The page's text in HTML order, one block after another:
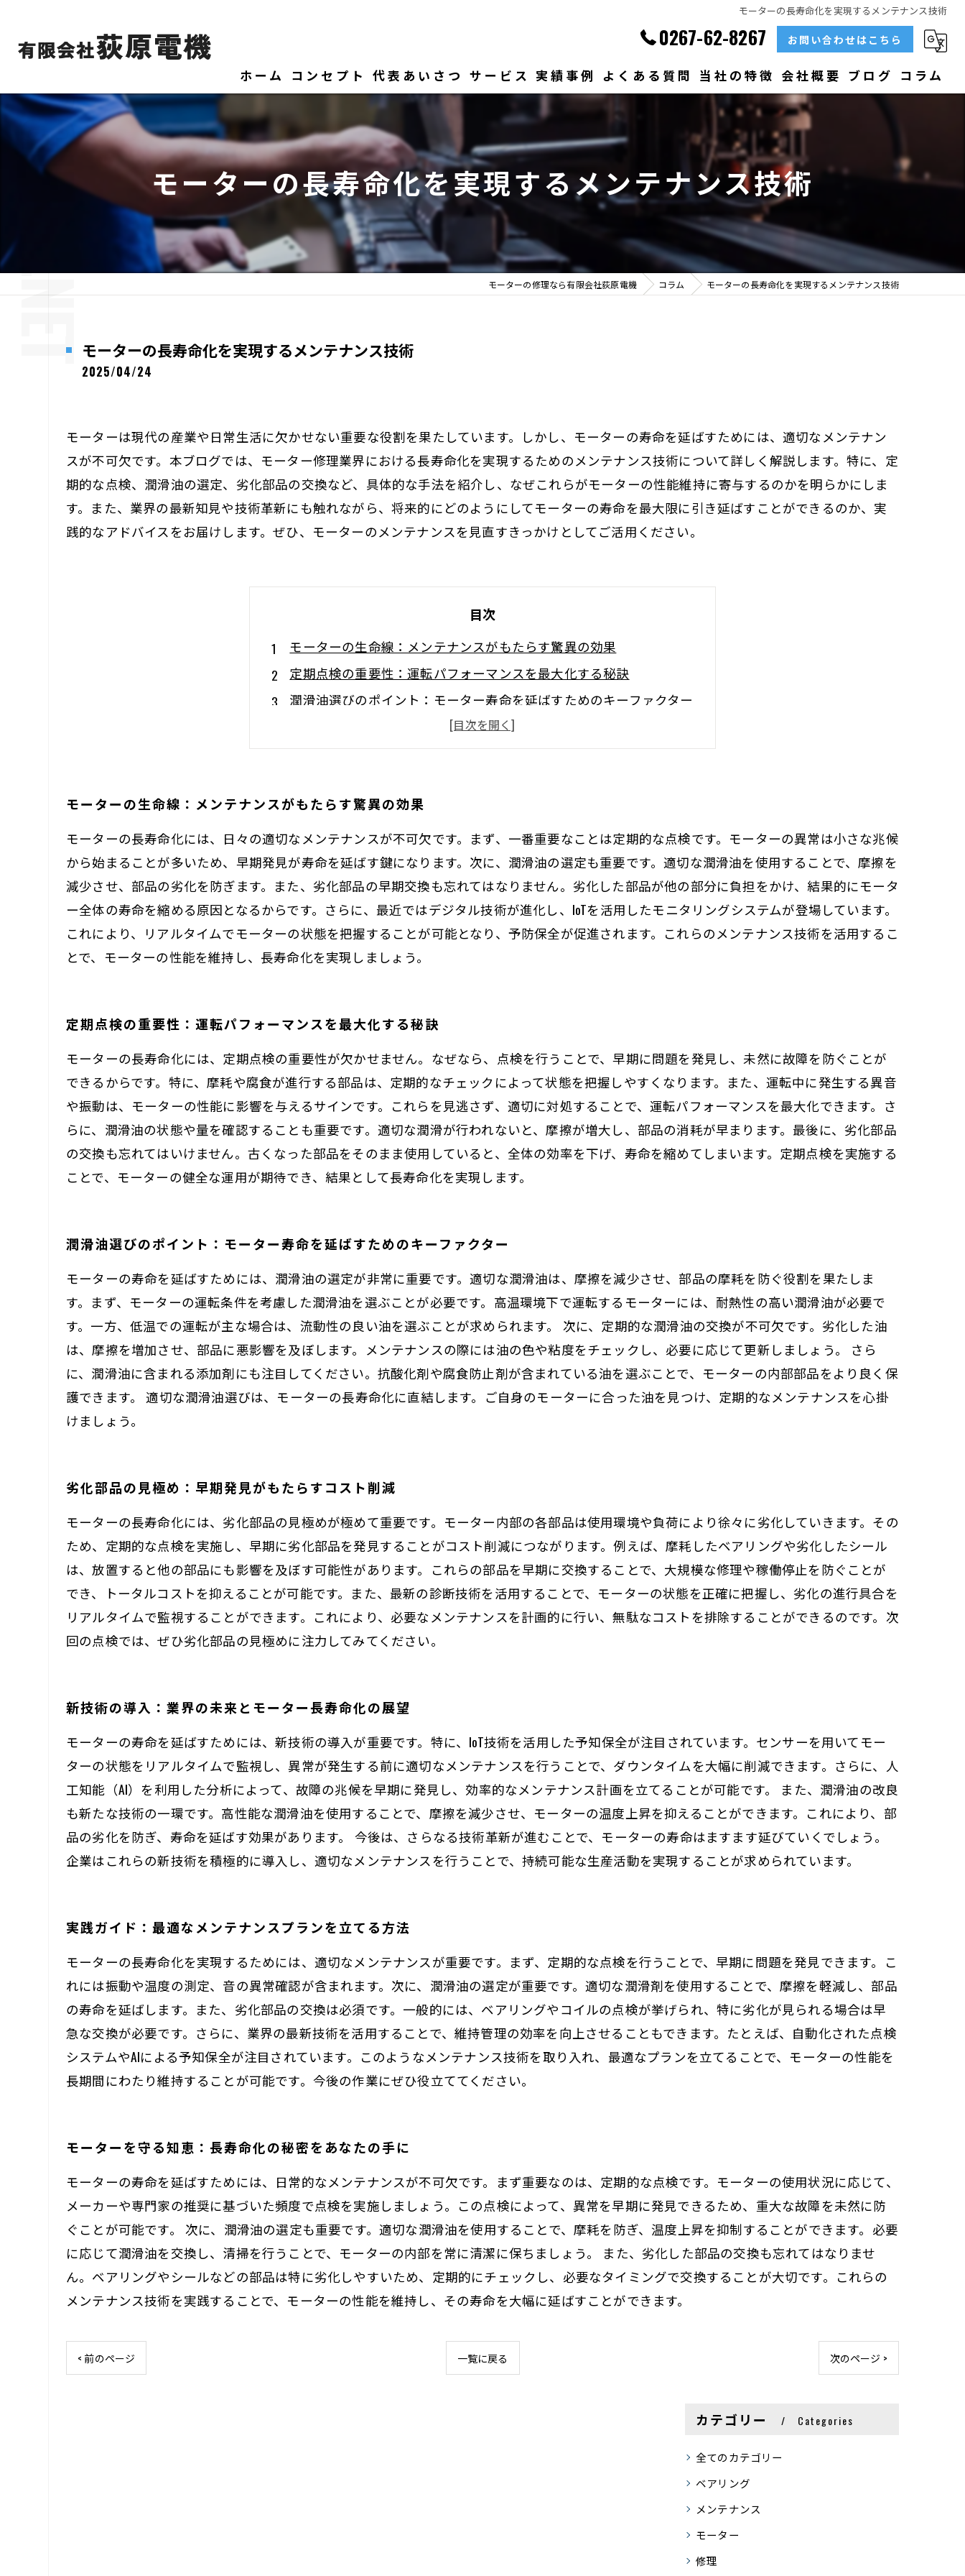
モーターの長寿命化を実現するメンテナンス技術
0267-62-8267 お問い合わせはこちら
ホーム コンセプト 代表あいさつ サービス 実績事例 よくある質問 当社の特徴
ベアリング
大型
メンテナンス
販売
会社概要 ブログ コラム
モーターの長寿命化を実現するメンテナンス技術
モーターの修理なら有限会社荻原電機 コラム モーターの長寿命化を実現するメンテナンス技術
モーターの長寿命化を実現するメンテナンス技術
2025/04/24
モーターは現代の産業や日常生活に欠かせない重要な役割を果たしています。しかし、モーターの寿命を延ばすためには、適切なメンテナン
スが不可欠です。本ブログでは、モーター修理業界における長寿命化を実現するためのメンテナンス技術について詳しく解説します。特に、定
期的な点検、潤滑油の選定、劣化部品の交換など、具体的な手法を紹介し、なぜこれらがモーターの性能維持に寄与するのかを明らかにしま
す。また、業界の最新知見や技術革新にも触れながら、将来的にどのようにしてモーターの寿命を最大限に引き延ばすことができるのか、実
践的なアドバイスをお届けします。ぜひ、モーターのメンテナンスを見直すきっかけとしてご活用ください。
目次
モーターの生命線：メンテナンスがもたらす驚異の効果
定期点検の重要性：運転パフォーマンスを最大化する秘訣
潤滑油選びのポイント：モーター寿命を延ばすためのキーファクター
劣化部品の見極め：早期発見がもたらすコスト削減
新技術の導入：業界の未来とモーター長寿命化の展望
モーターを守る知恵：長寿命化の秘密をあなたの手に
モーターの生命線：メンテナンスがもたらす驚異の効果
モーターの長寿命化には、日々の適切なメンテナンスが不可欠です。まず、一番重要なことは定期的な点検です。モーターの異常は小さな兆候
から始まることが多いため、早期発見が寿命を延ばす鍵になります。次に、潤滑油の選定も重要です。適切な潤滑油を使用することで、摩擦を
減少させ、部品の劣化を防ぎます。また、劣化部品の早期交換も忘れてはなりません。劣化した部品が他の部分に負担をかけ、結果的にモータ
ー全体の寿命を縮める原因となるからです。さらに、最近ではデジタル技術が進化し、IoTを活用したモニタリングシステムが登場しています。
これにより、リアルタイムでモーターの状態を把握することが可能となり、予防保全が促進されます。これらのメンテナンス技術を活用するこ
とで、モーターの性能を維持し、長寿命化を実現しましょう。
定期点検の重要性：運転パフォーマンスを最大化する秘訣
モーターの長寿命化には、定期点検の重要性が欠かせません。なぜなら、点検を行うことで、早期に問題を発見し、未然に故障を防ぐことが
できるからです。特に、摩耗や腐食が進行する部品は、定期的なチェックによって状態を把握しやすくなります。また、運転中に発生する異音
や振動は、モーターの性能に影響を与えるサインです。これらを見逃さず、適切に対処することで、運転パフォーマンスを最大化できます。さ
らに、潤滑油の状態や量を確認することも重要です。適切な潤滑が行われないと、摩擦が増大し、部品の消耗が早まります。最後に、劣化部品
の交換も忘れてはいけません。古くなった部品をそのまま使用していると、全体の効率を下げ、寿命を縮めてしまいます。定期点検を実施する
ことで、モーターの健全な運用が期待でき、結果として長寿命化を実現します。
潤滑油選びのポイント：モーター寿命を延ばすためのキーファクター
モーターの寿命を延ばすためには、潤滑油の選定が非常に重要です。適切な潤滑油は、摩擦を減少させ、部品の摩耗を防ぐ役割を果たしま
す。まず、モーターの運転条件を考慮した潤滑油を選ぶことが必要です。高温環境下で運転するモーターには、耐熱性の高い潤滑油が必要で
す。一方、低温での運転が主な場合は、流動性の良い油を選ぶことが求められます。 次に、定期的な潤滑油の交換が不可欠です。劣化した油
は、摩擦を増加させ、部品に悪影響を及ぼします。メンテナンスの際には油の色や粘度をチェックし、必要に応じて更新しましょう。 さら
に、潤滑油に含まれる添加剤にも注目してください。抗酸化剤や腐食防止剤が含まれている油を選ぶことで、モーターの内部部品をより良く保
護できます。 適切な潤滑油選びは、モーターの長寿命化に直結します。ご自身のモーターに合った油を見つけ、定期的なメンテナンスを心掛
けましょう。
劣化部品の見極め：早期発見がもたらすコスト削減
モーターの長寿命化には、劣化部品の見極めが極めて重要です。モーター内部の各部品は使用環境や負荷により徐々に劣化していきます。その
ため、定期的な点検を実施し、早期に劣化部品を発見することがコスト削減につながります。例えば、摩耗したベアリングや劣化したシール
は、放置すると他の部品にも影響を及ぼす可能性があります。これらの部品を早期に交換することで、大規模な修理や稼働停止を防ぐことが
でき、トータルコストを抑えることが可能です。また、最新の診断技術を活用することで、モーターの状態を正確に把握し、劣化の進行具合を
リアルタイムで監視することができます。これにより、必要なメンテナンスを計画的に行い、無駄なコストを排除することができるのです。次
回の点検では、ぜひ劣化部品の見極めに注力してみてください。
新技術の導入：業界の未来とモーター長寿命化の展望
モーターの寿命を延ばすためには、新技術の導入が重要です。特に、IoT技術を活用した予知保全が注目されています。センサーを用いてモー
ターの状態をリアルタイムで監視し、異常が発生する前に適切なメンテナンスを行うことで、ダウンタイムを大幅に削減できます。さらに、人
工知能（AI）を利用した分析によって、故障の兆候を早期に発見し、効率的なメンテナンス計画を立てることが可能です。 また、潤滑油の改良
も新たな技術の一環です。高性能な潤滑油を使用することで、摩擦を減少させ、モーターの温度上昇を抑えることができます。これにより、部
品の劣化を防ぎ、寿命を延ばす効果があります。 今後は、さらなる技術革新が進むことで、モーターの寿命はますます延びていくでしょう。
企業はこれらの新技術を積極的に導入し、適切なメンテナンスを行うことで、持続可能な生産活動を実現することが求められています。
実践ガイド：最適なメンテナンスプランを立てる方法
モーターの長寿命化を実現するためには、適切なメンテナンスが重要です。まず、定期的な点検を行うことで、早期に問題を発見できます。こ
れには振動や温度の測定、音の異常確認が含まれます。次に、潤滑油の選定が重要です。適切な潤滑剤を使用することで、摩擦を軽減し、部品
の寿命を延ばします。また、劣化部品の交換は必須です。一般的には、ベアリングやコイルの点検が挙げられ、特に劣化が見られる場合は早
急な交換が必要です。さらに、業界の最新技術を活用することで、維持管理の効率を向上させることもできます。たとえば、自動化された点検
システムやAIによる予知保全が注目されています。このようなメンテナンス技術を取り入れ、最適なプランを立てることで、モーターの性能を
長期間にわたり維持することが可能です。今後の作業にぜひ役立ててください。
モーターを守る知恵：長寿命化の秘密をあなたの手に
モーターの寿命を延ばすためには、日常的なメンテナンスが不可欠です。まず重要なのは、定期的な点検です。モーターの使用状況に応じて、
メーカーや専門家の推奨に基づいた頻度で点検を実施しましょう。この点検によって、異常を早期に発見できるため、重大な故障を未然に防
ぐことが可能です。 次に、潤滑油の選定も重要です。適切な潤滑油を使用することで、摩耗を防ぎ、温度上昇を抑制することができます。必要
に応じて潤滑油を交換し、清掃を行うことで、モーターの内部を常に清潔に保ちましょう。 また、劣化した部品の交換も忘れてはなりませ
ん。ベアリングやシールなどの部品は特に劣化しやすいため、定期的にチェックし、必要なタイミングで交換することが大切です。これらの
メンテナンス技術を実践することで、モーターの性能を維持し、その寿命を大幅に延ばすことができます。
< 前のページ 一覧に戻る 次のページ >
カテゴリー Categories
全てのカテゴリー
ベアリング
メンテナンス
モーター
修理